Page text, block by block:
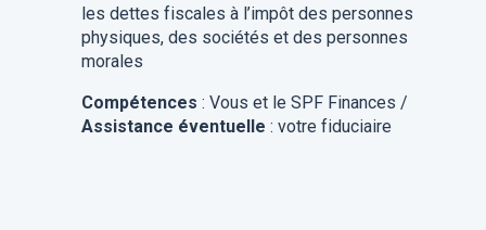
les dettes fiscales à l’impôt des personnes
physiques, des sociétés et des personnes
morales
Compétences : Vous et le SPF Finances /
Assistance éventuelle : votre fiduciaire